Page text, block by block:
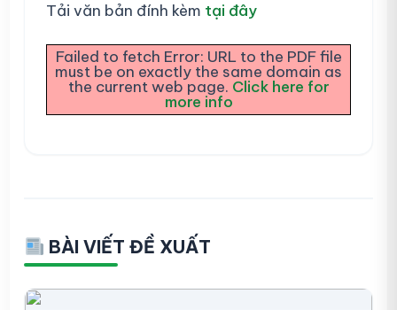
Tải văn bản đính kèm tại đây
Failed to fetch Error: URL to the PDF file
must be on exactly the same domain as
the current web page. Click here for
more info
BÀI VIẾT ĐỀ XUẤT